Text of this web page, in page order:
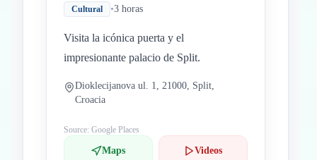
Cultural •3 horas
Visita la icónica puerta y el
impresionante palacio de Split.
Dioklecijanova ul. 1, 21000, Split,
Croacia
Source: Google Places
Maps Videos